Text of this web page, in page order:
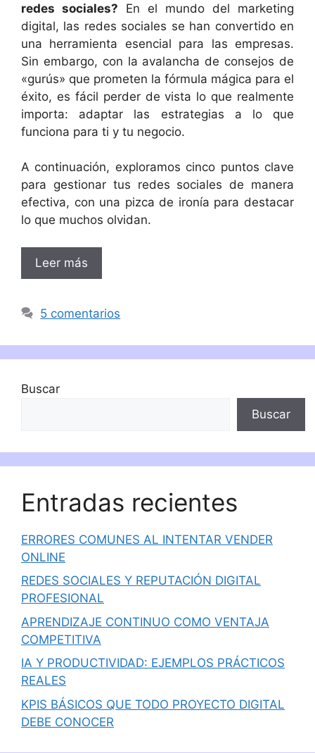
redes sociales? En el mundo del marketing
digital, las redes sociales se han convertido en
una herramienta esencial para las empresas.
Sin embargo, con la avalancha de consejos de
«gurús» que prometen la fórmula mágica para el
éxito, es fácil perder de vista lo que realmente
importa: adaptar las estrategias a lo que
funciona para ti y tu negocio.
A continuación, exploramos cinco puntos clave
para gestionar tus redes sociales de manera
efectiva, con una pizca de ironía para destacar
lo que muchos olvidan.
Leer más
5 comentarios
Buscar
Buscar
Entradas recientes
ERRORES COMUNES AL INTENTAR VENDER
ONLINE
REDES SOCIALES Y REPUTACIÓN DIGITAL
PROFESIONAL
APRENDIZAJE CONTINUO COMO VENTAJA
COMPETITIVA
IA Y PRODUCTIVIDAD: EJEMPLOS PRÁCTICOS
REALES
KPIS BÁSICOS QUE TODO PROYECTO DIGITAL
DEBE CONOCER